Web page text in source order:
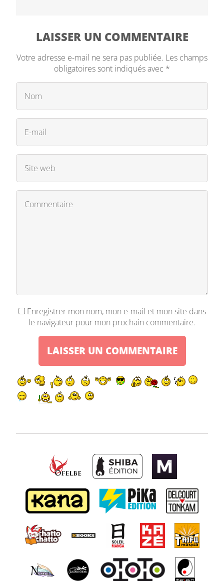
LAISSER UN COMMENTAIRE
Votre adresse e-mail ne sera pas publiée. Les champs
obligatoires sont indiqués avec *
Enregistrer mon nom, mon e-mail et mon site dans
le navigateur pour mon prochain commentaire.